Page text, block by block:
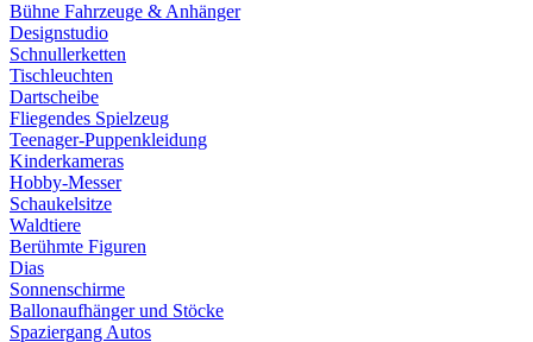
Bühne Fahrzeuge & Anhänger
Designstudio
Schnullerketten
Tischleuchten
Dartscheibe
Fliegendes Spielzeug
Teenager-Puppenkleidung
Kinderkameras
Hobby-Messer
Schaukelsitze
Waldtiere
Berühmte Figuren
Dias
Sonnenschirme
Ballonaufhänger und Stöcke
Spaziergang Autos